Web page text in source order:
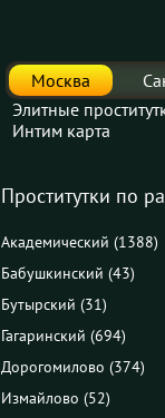
Москва
Элитные
Интим карта
Проститутки по
Академический (1388)
Бабушкинский (43)
Бутырский (31)
Гагаринский (694)
Дорогомилово (374)
Измайлово (52)